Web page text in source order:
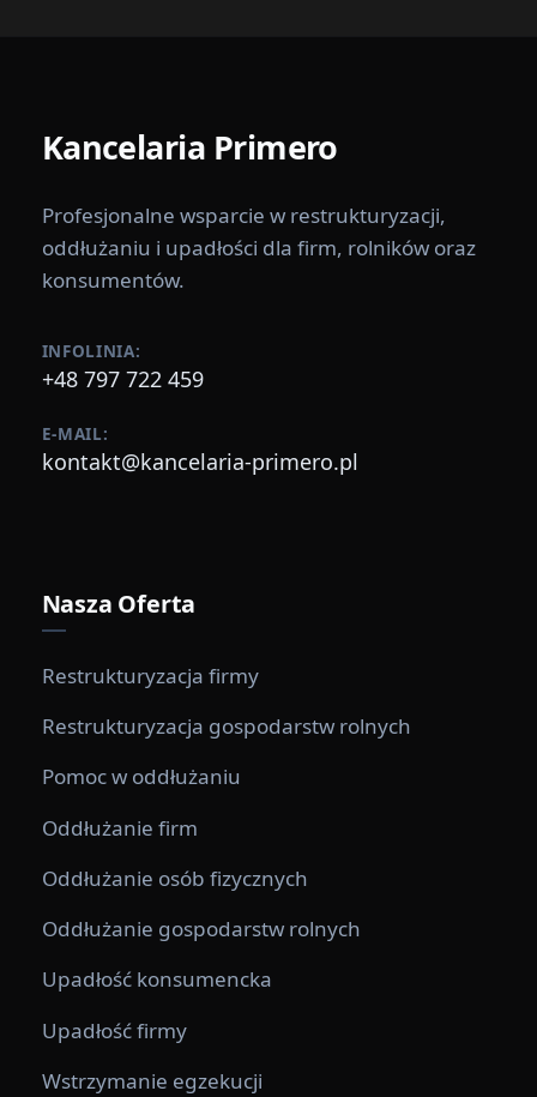
Kancelaria Primero
Profesjonalne wsparcie w restrukturyzacji,
oddłużaniu i upadłości dla firm, rolników oraz
konsumentów.
INFOLINIA:
+48 797 722 459
E-MAIL:
kontakt@kancelaria-primero.pl
Nasza Oferta
Restrukturyzacja firmy
Restrukturyzacja gospodarstw rolnych
Pomoc w oddłużaniu
Oddłużanie firm
Oddłużanie osób fizycznych
Oddłużanie gospodarstw rolnych
Upadłość konsumencka
Upadłość firmy
Wstrzymanie egzekucji